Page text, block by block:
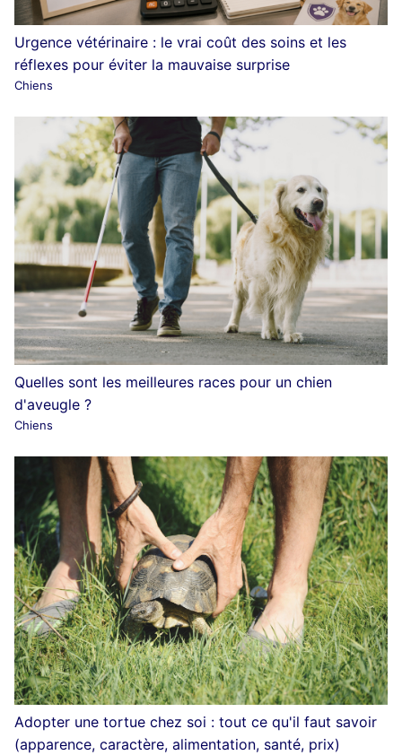
Urgence vétérinaire : le vrai coût des soins et les
réflexes pour éviter la mauvaise surprise
Chiens
Quelles sont les meilleures races pour un chien
d'aveugle ?
Chiens
Adopter une tortue chez soi : tout ce qu'il faut savoir
(apparence, caractère, alimentation, santé, prix)